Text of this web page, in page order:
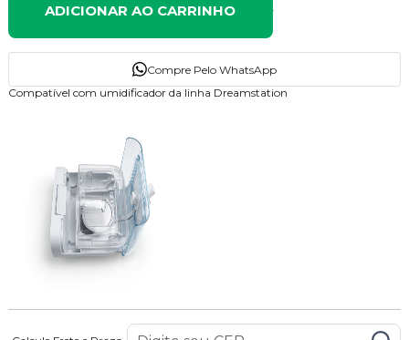
ADICIONAR AO CARRINHO
Compre Pelo WhatsApp
Compatível com umidificador da linha Dreamstation